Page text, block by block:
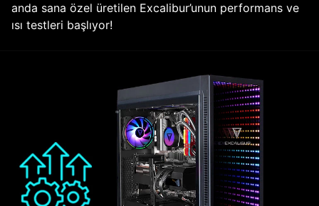
anda sana özel üretilen Excalibur’unun performans ve
ısı testleri başlıyor!